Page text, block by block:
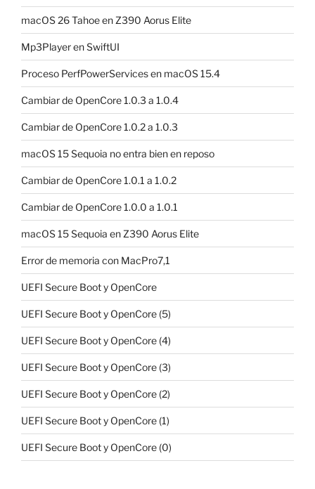
macOS 26 Tahoe en Z390 Aorus Elite
Mp3Player en SwiftUI
Proceso PerfPowerServices en macOS 15.4
Cambiar de OpenCore 1.0.3 a 1.0.4
Cambiar de OpenCore 1.0.2 a 1.0.3
macOS 15 Sequoia no entra bien en reposo
Cambiar de OpenCore 1.0.1 a 1.0.2
Cambiar de OpenCore 1.0.0 a 1.0.1
macOS 15 Sequoia en Z390 Aorus Elite
Error de memoria con MacPro7,1
UEFI Secure Boot y OpenCore
UEFI Secure Boot y OpenCore (5)
UEFI Secure Boot y OpenCore (4)
UEFI Secure Boot y OpenCore (3)
UEFI Secure Boot y OpenCore (2)
UEFI Secure Boot y OpenCore (1)
UEFI Secure Boot y OpenCore (0)